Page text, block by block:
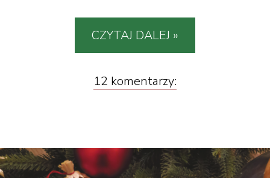
CZYTAJ DALEJ »
12 komentarzy: